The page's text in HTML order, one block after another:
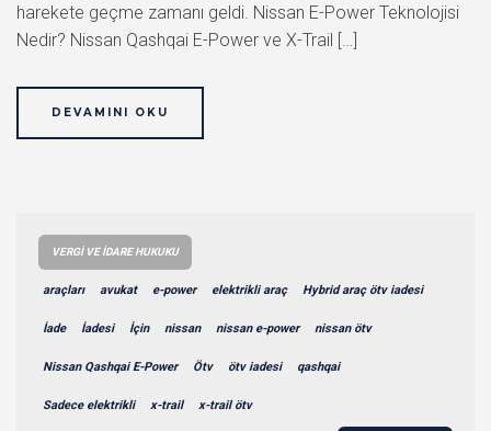
harekete geçme zamanı geldi. Nissan E-Power Teknolojisi
Nedir? Nissan Qashqai E-Power ve X-Trail […]
DEVAMINI OKU
VERGI VE İDARE HUKUKU
araçları avukat e-power elektrikli araç Hybrid araç ötv iadesi
İade İadesi İçin nissan nissan e-power nissan ötv
Nissan Qashqai E-Power Ötv ötv iadesi qashqai
Sadece elektrikli x-trail x-trail ötv